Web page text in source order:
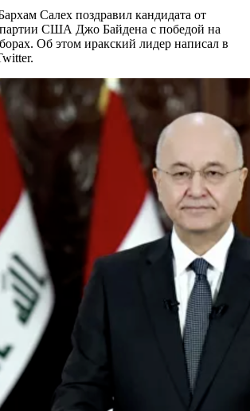
Салех поздравил кандидата от
партии США Джо Байдена с победой на
Об этом иракский лидер написал в